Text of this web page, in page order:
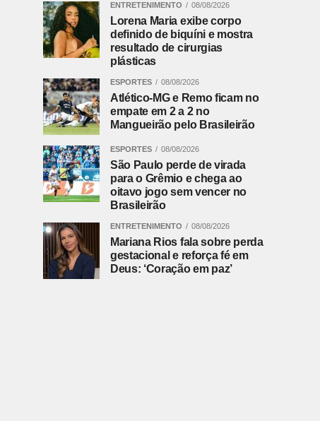
ENTRETENIMENTO 08/08/2026
Lorena Maria exibe corpo
definido de biquíni e mostra
resultado de cirurgias
plásticas
ESPORTES 08/08/2026
Atlético-MG e Remo ficam no
empate em 2 a 2 no
Mangueirão pelo Brasileirão
ESPORTES 08/08/2026
São Paulo perde de virada
para o Grêmio e chega ao
oitavo jogo sem vencer no
Brasileirão
ENTRETENIMENTO 08/08/2026
Mariana Rios fala sobre perda
gestacional e reforça fé em
Deus: ‘Coração em paz’